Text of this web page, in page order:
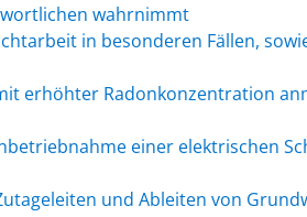
wahrnimmt
in besonderen Fällen,
erhöhter Radonkonzentration
einer elektrischen
und Ableiten von